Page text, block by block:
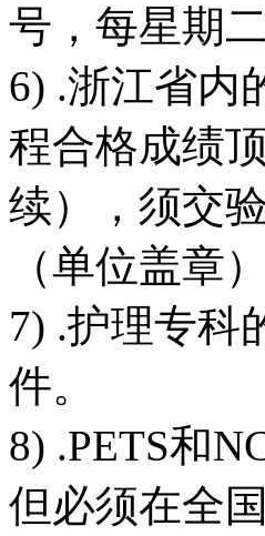
号，每星期
6) .浙江省内
程合格成绩
续），须交
（单位盖章）
7) .护理专科
件。
8) .PETS和
但必须在全